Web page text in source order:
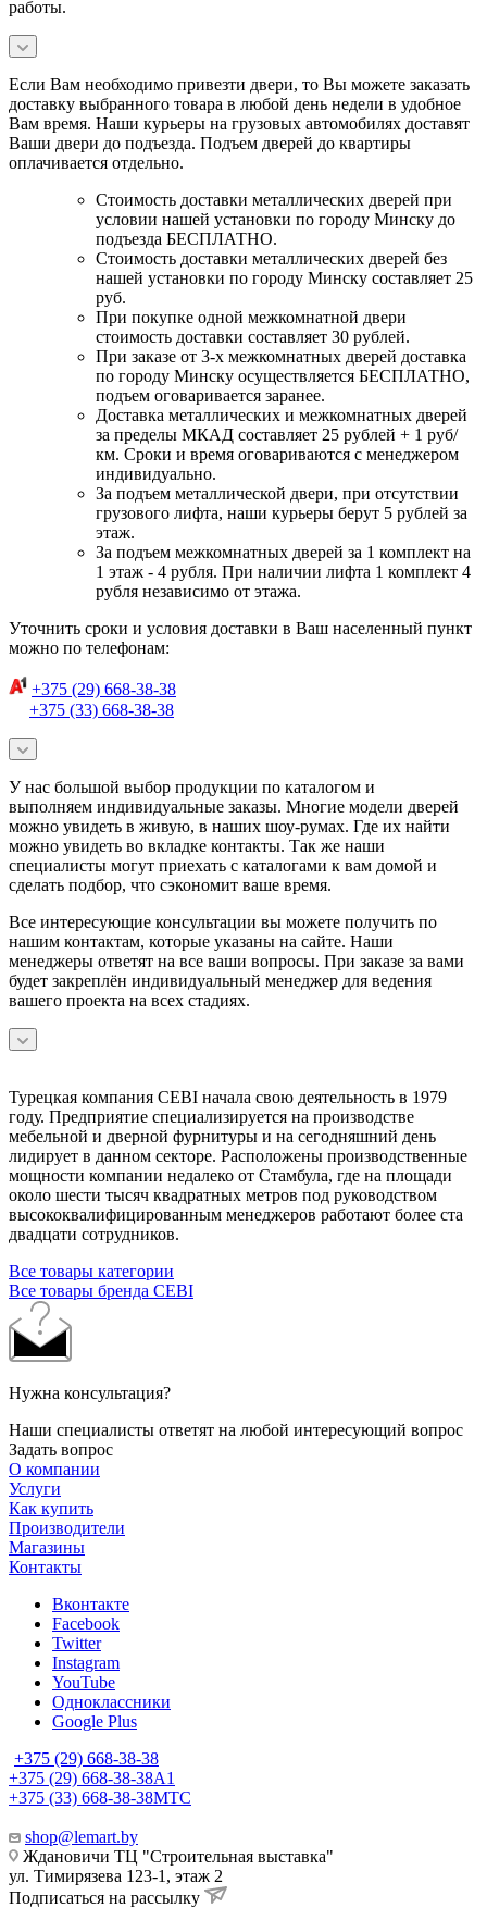
работы.
Если Вам необходимо привезти двери, то Вы можете заказать
доставку выбранного товара в любой день недели в удобное
Вам время. Наши курьеры на грузовых автомобилях доставят
Ваши двери до подъезда. Подъем дверей до квартиры
оплачивается отдельно.
Стоимость доставки металлических дверей при
условии нашей установки по городу Минску до
подъезда БЕСПЛАТНО.
Стоимость доставки металлических дверей без
нашей установки по городу Минску составляет 25
руб.
При покупке одной межкомнатной двери
стоимость доставки составляет 30 рублей.
При заказе от 3-х межкомнатных дверей доставка
по городу Минску осуществляется БЕСПЛАТНО,
подъем оговаривается заранее.
Доставка металлических и межкомнатных дверей
за пределы МКАД составляет 25 рублей + 1 руб/
км. Сроки и время оговариваются с менеджером
индивидуально.
За подъем металлической двери, при отсутствии
грузового лифта, наши курьеры берут 5 рублей за
этаж.
За подъем межкомнатных дверей за 1 комплект на
1 этаж - 4 рубля. При наличии лифта 1 комплект 4
рубля независимо от этажа.
Уточнить сроки и условия доставки в Ваш населенный пункт
можно по телефонам:
+375 (29) 668-38-38
+375 (33) 668-38-38
У нас большой выбор продукции по каталогом и
выполняем индивидуальные заказы. Многие модели дверей
можно увидеть в живую, в наших шоу-румах. Где их найти
можно увидеть во вкладке контакты. Так же наши
специалисты могут приехать с каталогами к вам домой и
сделать подбор, что сэкономит ваше время.
Все интересующие консультации вы можете получить по
нашим контактам, которые указаны на сайте. Наши
менеджеры ответят на все ваши вопросы. При заказе за вами
будет закреплён индивидуальный менеджер для ведения
вашего проекта на всех стадиях.
Турецкая компания CEBI начала свою деятельность в 1979
году. Предприятие специализируется на производстве
мебельной и дверной фурнитуры и на сегодняшний день
лидирует в данном секторе. Расположены производственные
мощности компании недалеко от Стамбула, где на площади
около шести тысяч квадратных метров под руководством
высококвалифицированным менеджеров работают более ста
двадцати сотрудников.
Все товары категории
Все товары бренда CEBI
Нужна консультация?
Наши специалисты ответят на любой интересующий вопрос
Задать вопрос
О компании
Услуги
Как купить
Производители
Магазины
Контакты
Вконтакте
Facebook
Twitter
Instagram
YouTube
Одноклассники
Google Plus
+375 (29) 668-38-38
+375 (29) 668-38-38A1
+375 (33) 668-38-38МТС
shop@lemart.by
Ждановичи ТЦ "Строительная выставка"
ул. Тимирязева 123-1, этаж 2
Подписаться на рассылку